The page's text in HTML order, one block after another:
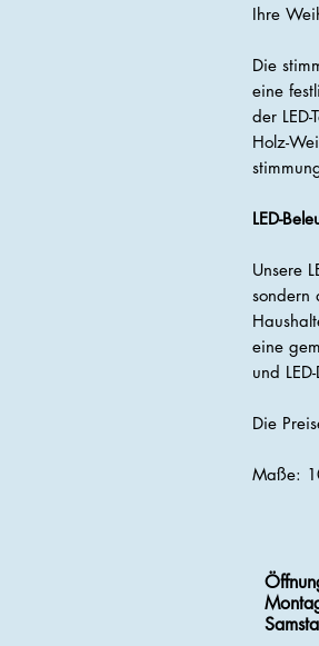
Ihre
Die
eine
der
Holz-
LED-
Unsere
sondern
eine
und
Die
Maße: